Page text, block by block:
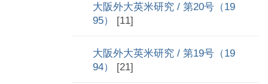
大阪外大英米研究 / 第20号（19
95） [11]
大阪外大英米研究 / 第19号（19
94） [21]